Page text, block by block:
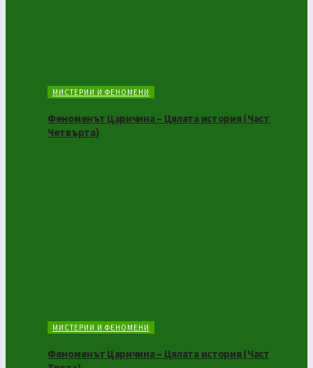
МИСТЕРИИ И ФЕНОМЕНИ
Феноменът Царичина – Цялата история (Част
Четвърта)
МИСТЕРИИ И ФЕНОМЕНИ
Феноменът Царичина – Цялата история (Част